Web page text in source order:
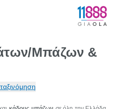
Μπάζων &